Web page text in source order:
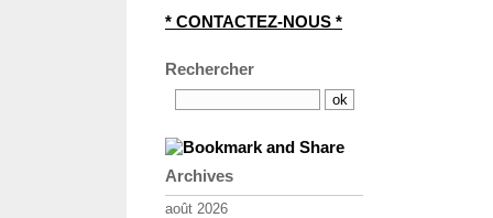
* CONTACTEZ-NOUS *
Rechercher
Archives
août 2026